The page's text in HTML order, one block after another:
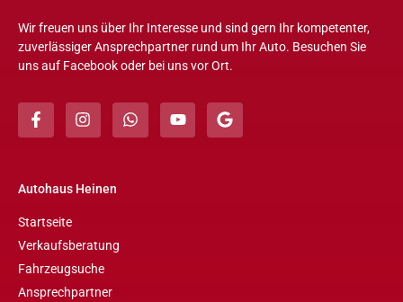
Wir freuen uns über Ihr Interesse und sind gern Ihr kompetenter,
zuverlässiger Ansprechpartner rund um Ihr Auto. Besuchen Sie
uns auf Facebook oder bei uns vor Ort.
Autohaus Heinen
Startseite
Verkaufsberatung
Fahrzeugsuche
Ansprechpartner